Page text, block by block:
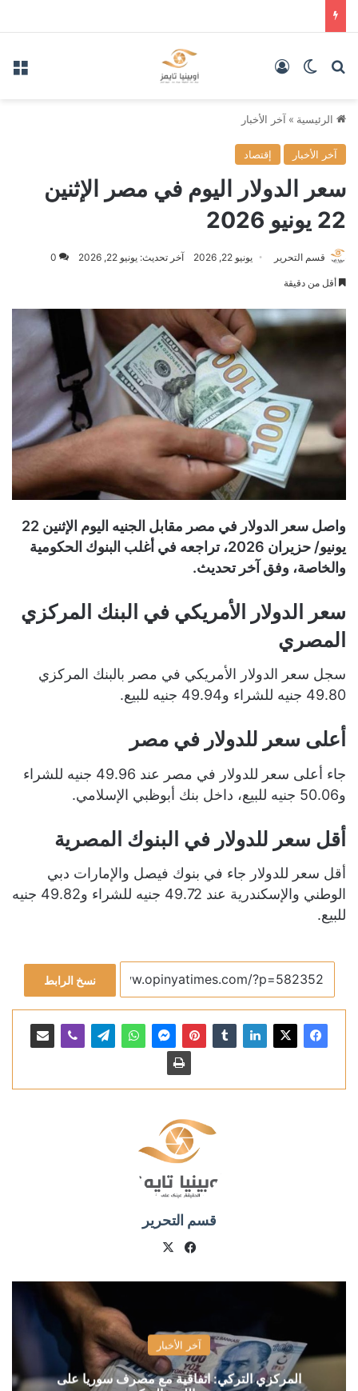
بحث عنالوضع المظلم
الرئيسية » آخر الأخبار
آخر الأخبار إقتصاد
سعر الدولار اليوم في مصر الإثنين
22 يونيو 2026
قسم التحرير يونيو 22, 2026 آخر تحديث: يونيو 22, 2026 0
أقل من دقيقة
واصل سعر الدولار في مصر مقابل الجنيه اليوم الإثنين 22
يونيو/ حزيران 2026، تراجعه في أغلب البنوك الحكومية
والخاصة، وفق آخر تحديث.
سعر الدولار الأمريكي في البنك المركزي
المصري
سجل سعر الدولار الأمريكي في مصر بالبنك المركزي
49.80 جنيه للشراء و49.94 جنيه للبيع.
أعلى سعر للدولار في مصر
جاء أعلى سعر للدولار في مصر عند 49.96 جنيه للشراء
و50.06 جنيه للبيع، داخل بنك أبوظبي الإسلامي.
أقل سعر للدولار في البنوك المصرية
أقل سعر للدولار جاء في بنوك فيصل والإمارات دبي
الوطني والإسكندرية عند 49.72 جنيه للشراء و49.82 جنيه
للبيع.
نسخ الرابط
قسم التحرير
فيسبوك
آخر الأخبار
المركزي التركي: اتفاقية مع مصرف سوريا على